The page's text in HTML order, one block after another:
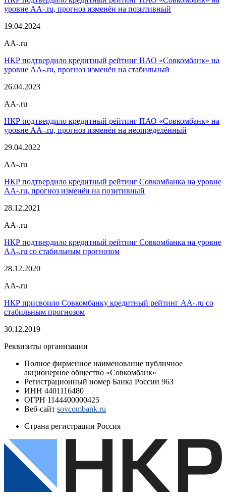
уровне AA-.ru, прогноз изменён на позитивный
19.04.2024
AA-.ru
НКР подтвердило кредитный рейтинг ПАО «Совкомбанк» на
уровне AA-.ru, прогноз изменён на стабильный
26.04.2023
AA-.ru
НКР подтвердило кредитный рейтинг ПАО «Совкомбанк» на
уровне AA-.ru, прогноз изменён на неопределённый
29.04.2022
AA-.ru
НКР подтвердило кредитный рейтинг Совкомбанка на уровне
AA-.ru, прогноз изменён на позитивный
28.12.2021
AA-.ru
НКР подтвердило кредитный рейтинг Совкомбанка на уровне
AA-.ru со стабильным прогнозом
28.12.2020
AA-.ru
НКР присвоило Совкомбанку кредитный рейтинг AA-.ru со
стабильным прогнозом
30.12.2019
Реквизиты организации
Полное фирменное наименование публичное
акционерное общество «Совкомбанк»
Регистрационный номер Банка России 963
ИНН 4401116480
ОГРН 1144400000425
Веб-сайт sovcombank.ru
Страна регистрации Россия